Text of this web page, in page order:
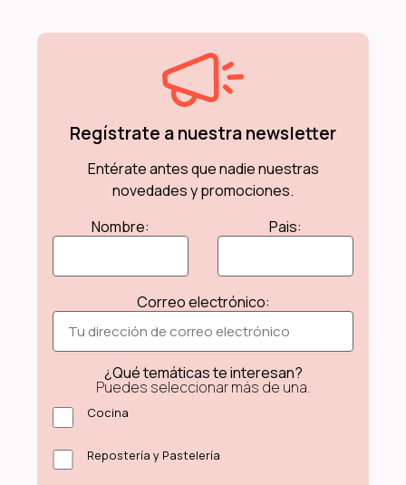
Regístrate a nuestra newsletter
Entérate antes que nadie nuestras
novedades y promociones.
Nombre:
Pais:
Correo electrónico:
¿Qué temáticas te interesan?
Puedes seleccionar más de una.
Cocina
Repostería y Pastelería